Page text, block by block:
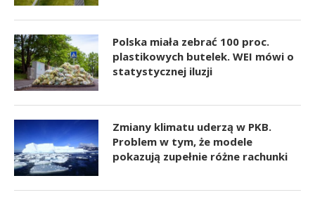
Polska miała zebrać 100 proc.
plastikowych butelek. WEI mówi o
statystycznej iluzji
Zmiany klimatu uderzą w PKB.
Problem w tym, że modele
pokazują zupełnie różne rachunki